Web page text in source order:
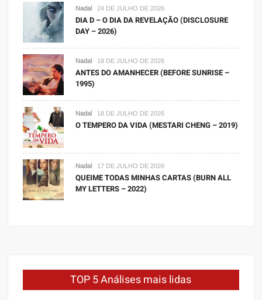
Nadal 24 DE JULHO DE 2026
DIA D – O DIA DA REVELAÇÃO (DISCLOSURE
DAY – 2026)
Nadal 18 DE JULHO DE 2026
ANTES DO AMANHECER (BEFORE SUNRISE –
1995)
Nadal 18 DE JULHO DE 2026
O TEMPERO DA VIDA (MESTARI CHENG – 2019)
Nadal 17 DE JULHO DE 2026
QUEIME TODAS MINHAS CARTAS (BURN ALL
MY LETTERS – 2022)
TOP 5 Análises mais lidas